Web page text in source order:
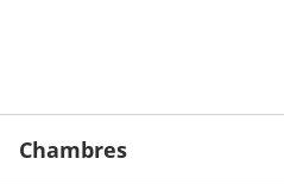
Chambres